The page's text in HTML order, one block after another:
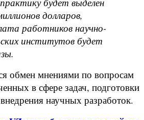
долларов,
работников научно-
институтов будет
обмен мнениями по вопросам
в сфере задач, подготовки
научных разработок.